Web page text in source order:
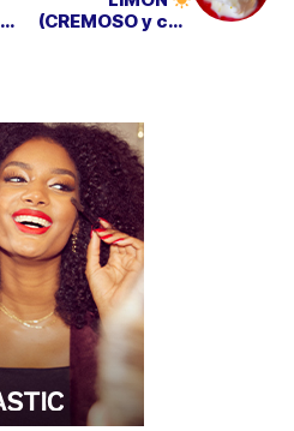
(CREMOSO y con